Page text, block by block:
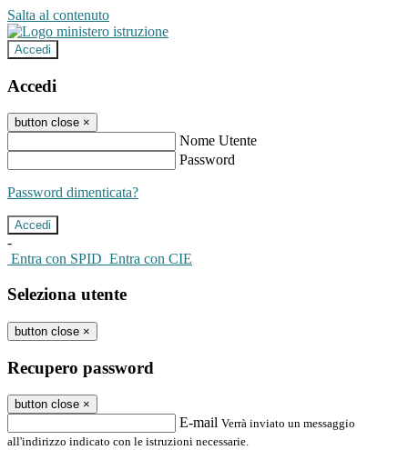
Salta al contenuto
Accedi
Accedi
button close ×
Nome Utente
Password
Password dimenticata?
-
Entra con SPID Entra con CIE
Seleziona utente
button close ×
Recupero password
button close ×
E-mail Verrà inviato un messaggio
all'indirizzo indicato con le istruzioni necessarie.